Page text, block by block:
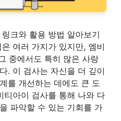
크와 활용 방법 알아보기
여러 가지가 있지만, 엠비
중에서도 특히 많은 사랑
. 이 검사는 자신을 더 깊이
를 개선하는 데에도 큰 도
티아이 검사를 통해 나와 다
파악할 수 있는 기회를 가